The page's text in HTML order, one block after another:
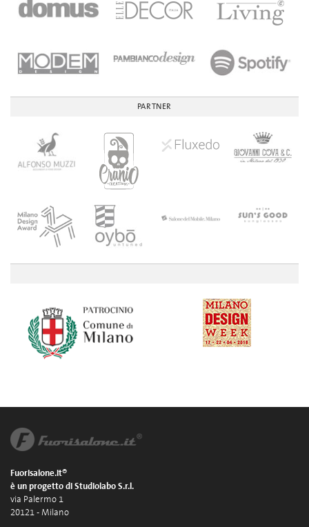
PARTNER
Fuorisalone.it®
è un progetto di Studiolabo S.r.l.
via Palermo 1
20121 - Milano